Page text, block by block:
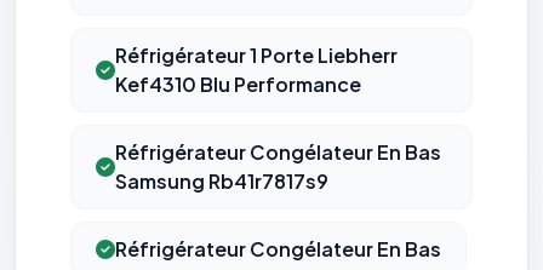
Réfrigérateur 1 Porte Liebherr
Kef4310 Blu Performance
Réfrigérateur Congélateur En Bas
Samsung Rb41r7817s9
Réfrigérateur Congélateur En Bas